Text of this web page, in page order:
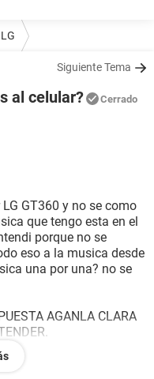
LG
Siguiente Tema
al celular? Cerrado
LG GT360 y no se como
que tengo esta en el
porque no se
eso a la musica desde
una por una? no se
AGANLA CLARA
A LOS QUE NO